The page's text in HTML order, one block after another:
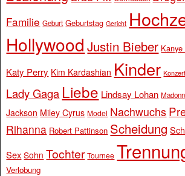
Familie Geburt Geburtstag Gericht
Hollywood Justin Bieber
Katy Perry Kim Kardashian Kinder Konzert
Lady Gaga Liebe Lindsay Lohan
Jackson Miley Cyrus Model Nachwuchs
Rihanna Robert Pattinson Scheidung
Sex Sohn Tochter Tournee
Verlobung